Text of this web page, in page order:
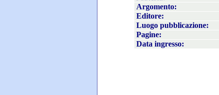
Argomento:
Editore:
Luogo pubblicazione:
Pagine:
Data ingresso: